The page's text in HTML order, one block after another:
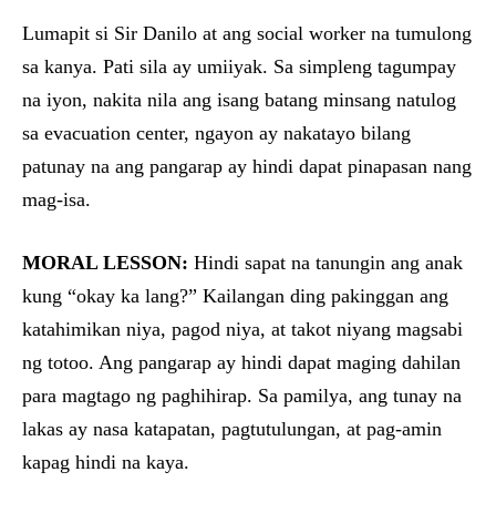
Lumapit si Sir Danilo at ang social worker na tumulong
sa kanya. Pati sila ay umiiyak. Sa simpleng tagumpay
na iyon, nakita nila ang isang batang minsang natulog
sa evacuation center, ngayon ay nakatayo bilang
patunay na ang pangarap ay hindi dapat pinapasan nang
mag-isa.
MORAL LESSON: Hindi sapat na tanungin ang anak
kung “okay ka lang?” Kailangan ding pakinggan ang
katahimikan niya, pagod niya, at takot niyang magsabi
ng totoo. Ang pangarap ay hindi dapat maging dahilan
para magtago ng paghihirap. Sa pamilya, ang tunay na
lakas ay nasa katapatan, pagtutulungan, at pag-amin
kapag hindi na kaya.